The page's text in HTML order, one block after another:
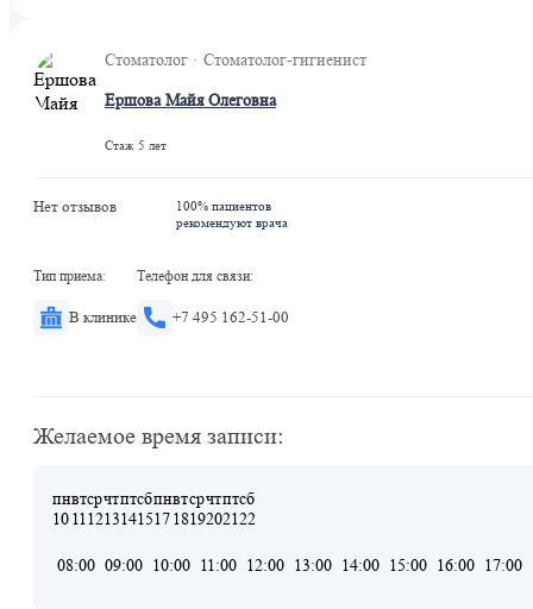
Стоматолог · Стоматолог-гигиенист
Ершова Майя Олеговна
Стаж 5 лет
Нет отзывов
100% пациентов
рекомендуют врача
Тип приема:
В клинике
Телефон для связи:
+7 495 162-51-00
Желаемое время записи:
пн
10
вт
11
ср
12
чт
13
пт
14
сб
15
пн
17
вт
18
ср
19
чт
20
пт
21
сб
22
08:00 09:00 10:00 11:00 12:00 13:00 14:00 15:00 16:00 17:00